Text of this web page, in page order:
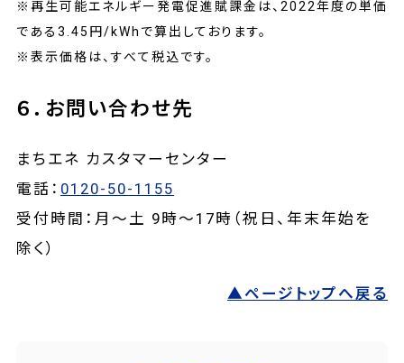
※再生可能エネルギー発電促進賦課金は、2022年度の単価
である3.45円/kWhで算出しております。
※表示価格は、すべて税込です。
６．お問い合わせ先
まちエネ カスタマーセンター
電話： 0120-50-1155
受付時間：月～土 9時～17時（祝日、年末年始を
除く）
▲ページトップへ戻る